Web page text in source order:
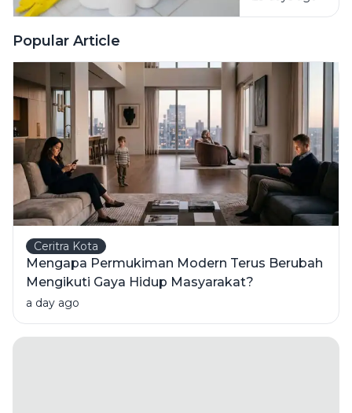
Pembersih
Popular Article
Ceritra Kota
Mengapa Permukiman Modern Terus Berubah
Mengikuti Gaya Hidup Masyarakat?
a day ago